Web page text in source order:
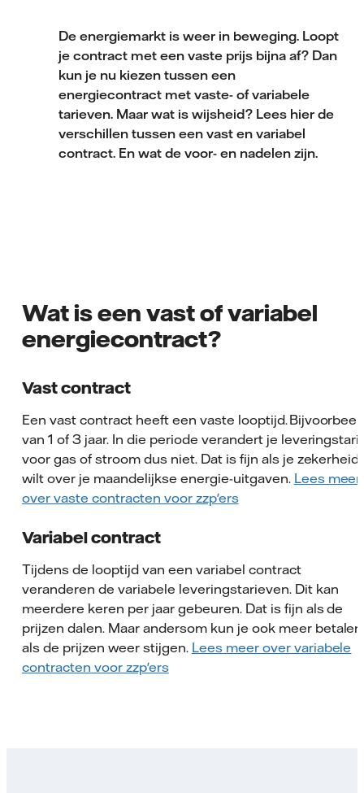
De energiemarkt is weer in beweging. Loopt
je contract met een vaste prijs bijna af? Dan
kun je nu kiezen tussen een
energiecontract met vaste- of variabele
tarieven. Maar wat is wijsheid? Lees hier de
verschillen tussen een vast en variabel
contract. En wat de voor- en nadelen zijn.
Wat is een vast of variabel
energiecontract?
Vast contract
Een vast contract heeft een vaste looptijd.
van 1 of 3 jaar. In die periode verandert je
voor gas of stroom dus niet. Dat is fijn als je zekerheid
wilt over je maandelijkse energie-uitgaven. Lees meer
over vaste contracten voor zzp'ers
Variabel contract
Tijdens de looptijd van een variabel contract
veranderen de variabele leveringstarieven. Dit kan
meerdere keren per jaar gebeuren. Dat is fijn als de
prijzen dalen. Maar andersom kun je ook meer betalen
als de prijzen weer stijgen. Lees meer over variabele
contracten voor zzp'ers